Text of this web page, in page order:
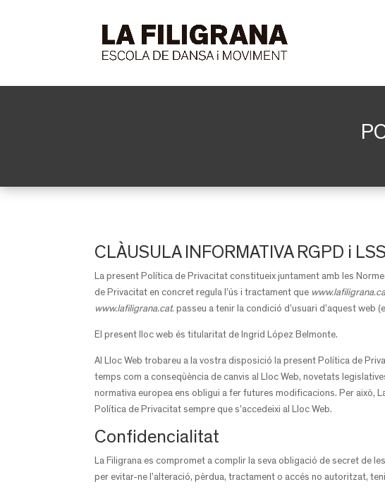
CLÀUSULA INFORMATIVA RGPD i
La present Política de Privacitat constitueix juntament amb les
de Privacitat en concret regula l’ús i tractament que
www.lafiligrana.cat. passeu a tenir la condició d’usuari d’aquest web
El present lloc web és titularitat de Ingrid López Belmonte.
Al Lloc Web trobareu a la vostra disposició la present Política de
temps com a conseqüència de canvis al Lloc Web, novetats
normativa europea ens obligui a fer futures modificacions. Per això,
Política de Privacitat sempre que s’accedeixi al Lloc Web.
Confidencialitat
La Filigrana es compromet a complir la seva obligació de secret de
per evitar-ne l’alteració, pèrdua, tractament o accés no autoritzat,